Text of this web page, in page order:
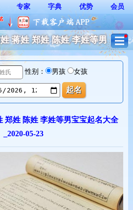
专家 字典 优势 会员
蒋姓 郑姓 陈姓 李姓等男
05-23_起名取名大全*
性别： 男孩 女孩
郑姓 陈姓 李姓等男宝宝起名大全
_2020-05-23